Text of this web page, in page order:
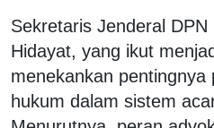
Sekretaris Jenderal
Hidayat, yang ikut
menekankan pentingnya
hukum dalam sistem